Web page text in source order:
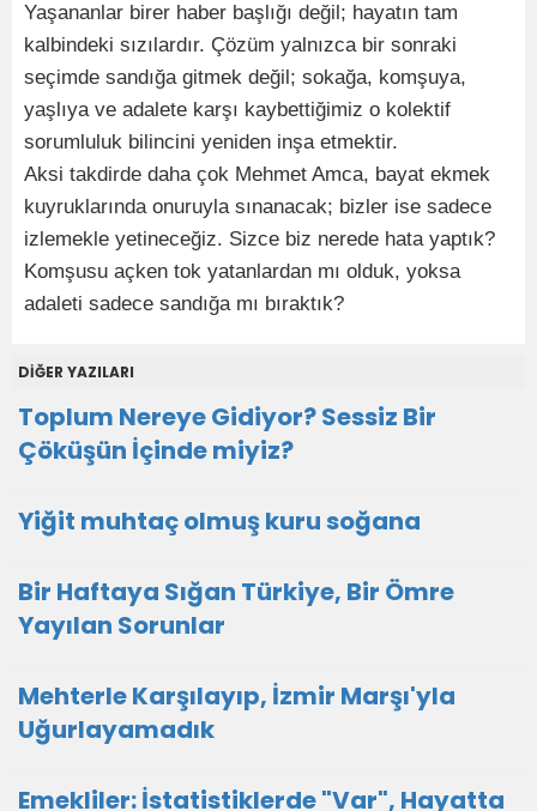
Yaşananlar birer haber başlığı değil; hayatın tam
kalbindeki sızılardır. Çözüm yalnızca bir sonraki
seçimde sandığa gitmek değil; sokağa, komşuya,
yaşlıya ve adalete karşı kaybettiğimiz o kolektif
sorumluluk bilincini yeniden inşa etmektir.
Aksi takdirde daha çok Mehmet Amca, bayat ekmek
kuyruklarında onuruyla sınanacak; bizler ise sadece
izlemekle yetineceğiz. Sizce biz nerede hata yaptık?
Komşusu açken tok yatanlardan mı olduk, yoksa
adaleti sadece sandığa mı bıraktık?
DİĞER YAZILARI
Toplum Nereye Gidiyor? Sessiz Bir
Çöküşün İçinde miyiz?
Yiğit muhtaç olmuş kuru soğana
Bir Haftaya Sığan Türkiye, Bir Ömre
Yayılan Sorunlar
Mehterle Karşılayıp, İzmir Marşı'yla
Uğurlayamadık
Emekliler: İstatistiklerde "Var", Hayatta